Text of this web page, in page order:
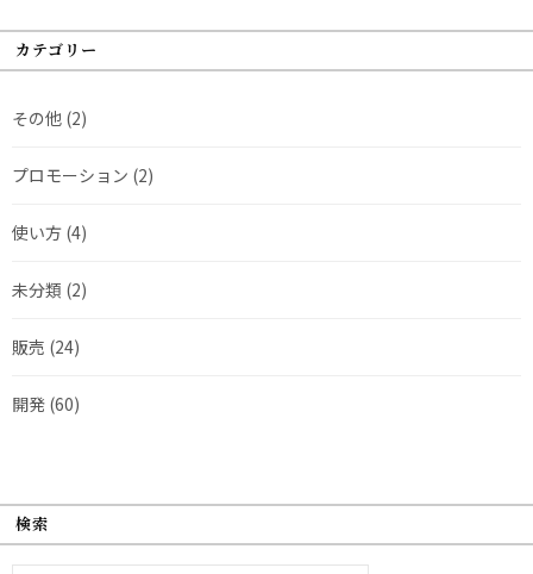
カテゴリー
その他 (2)
プロモーション (2)
使い方 (4)
未分類 (2)
販売 (24)
開発 (60)
検索